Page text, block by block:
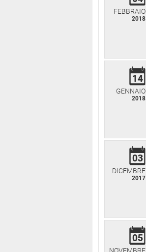
FEBBRAIO
2018
14
GENNAIO
2018
03
DICEMBRE
2017
05